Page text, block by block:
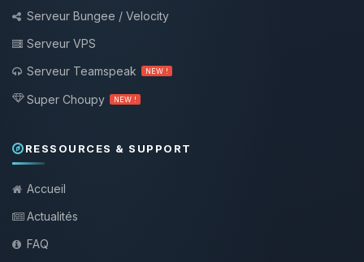
Serveur Bungee / Velocity
Serveur VPS
Serveur Teamspeak
NEW !
Super Choupy NEW !
RESSOURCES & SUPPORT
Accueil
Actualités
FAQ